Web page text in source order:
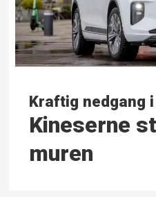
Kraftig nedgang
Kineserne
muren